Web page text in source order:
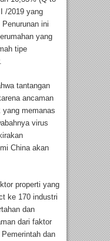
/2019 yang
ini
yang
tipe
tantangan
ancaman
memanas
virus
China akan
properti yang
ke 170 industri
dan
dari faktor
dan